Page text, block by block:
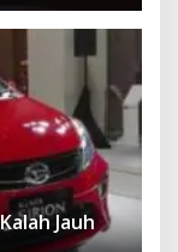
Jauh